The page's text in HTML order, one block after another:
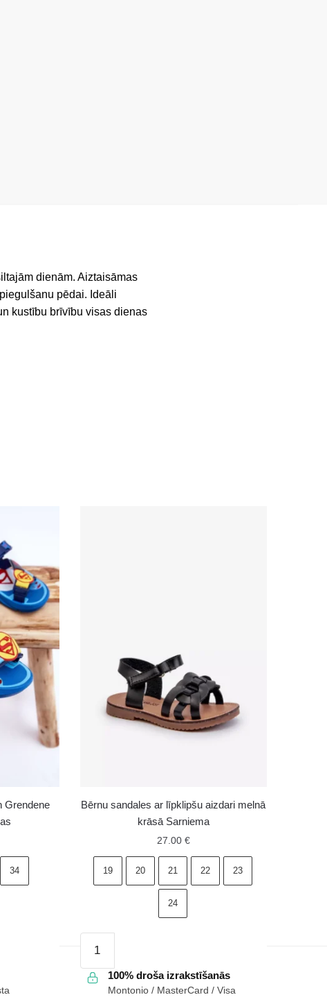
dienām. Aiztaisāmas
pēdai. Ideāli
kustību brīvību visas dienas
Grendene
34
Bērnu sandales ar līpklipšu aizdari melnā
krāsā Sarniema
27.00 €
19 20 21 22 23
24
sandales
ar
līpklipšu
100% droša izrakstīšanās
Montonio / MasterCard / Visa